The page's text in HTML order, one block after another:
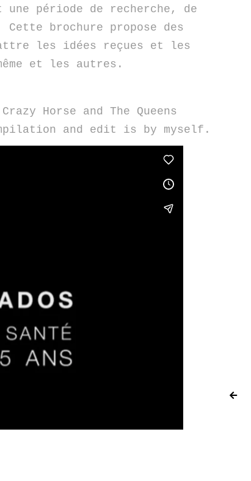
période de recherche, de
brochure propose des
les idées reçues et les
et les autres.
Horse and The Queens
and edit is by myself.